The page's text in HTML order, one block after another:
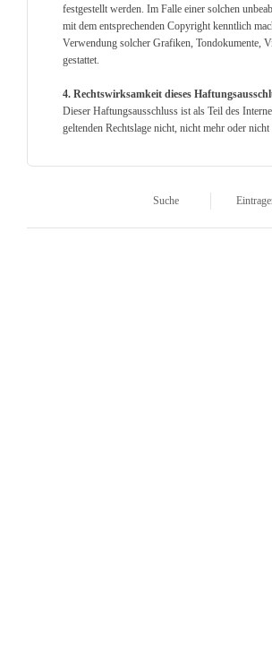
festgestellt werden. Im Falle einer solchen
mit dem entsprechenden Copyright kenntlich
Verwendung solcher Grafiken, Tondokumente,
gestattet.
4. Rechtswirksamkeit dieses
Dieser Haftungsausschluss ist als Teil des
geltenden Rechtslage nicht, nicht mehr oder
Suche